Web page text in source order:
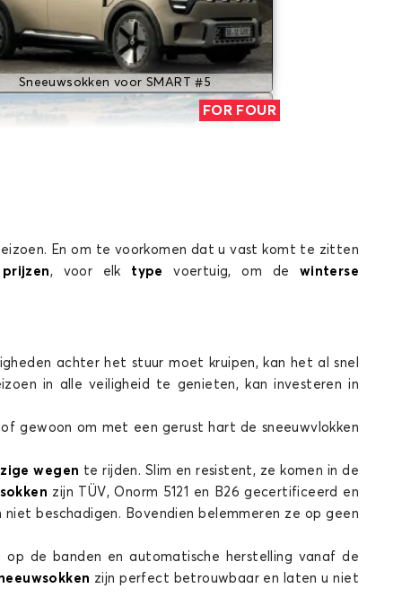
Sneeuwsokken voor SMART #5
FOR FOUR
voor SMART FOR FOUR
En om te voorkomen dat u vast komt te zitten
prijzen, voor elk typevoertuig, om de winterse
achter het stuur moet kruipen, kan het al snel
in alle veiligheid te genieten, kan investeren in
gewoon om met een gerust hart de sneeuwvlokken
wegen te rijden. Slim en resistent, ze komen in de
zijn TÜV, Onorm 5121 en B26 gecertificeerd en
beschadigen. Bovendien belemmeren ze op geen
de banden en automatische herstelling vanaf de
zijn perfect betrouwbaar en laten u niet